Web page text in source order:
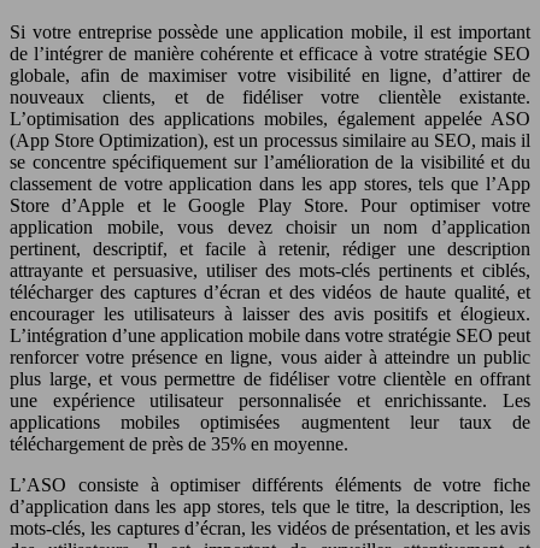
Si votre entreprise possède une application mobile, il est important
de l’intégrer de manière cohérente et efficace à votre stratégie SEO
globale, afin de maximiser votre visibilité en ligne, d’attirer de
nouveaux clients, et de fidéliser votre clientèle existante.
L’optimisation des applications mobiles, également appelée ASO
(App Store Optimization), est un processus similaire au SEO, mais il
se concentre spécifiquement sur l’amélioration de la visibilité et du
classement de votre application dans les app stores, tels que l’App
Store d’Apple et le Google Play Store. Pour optimiser votre
application mobile, vous devez choisir un nom d’application
pertinent, descriptif, et facile à retenir, rédiger une description
attrayante et persuasive, utiliser des mots-clés pertinents et ciblés,
télécharger des captures d’écran et des vidéos de haute qualité, et
encourager les utilisateurs à laisser des avis positifs et élogieux.
L’intégration d’une application mobile dans votre stratégie SEO peut
renforcer votre présence en ligne, vous aider à atteindre un public
plus large, et vous permettre de fidéliser votre clientèle en offrant
une expérience utilisateur personnalisée et enrichissante. Les
applications mobiles optimisées augmentent leur taux de
téléchargement de près de 35% en moyenne.
L’ASO consiste à optimiser différents éléments de votre fiche
d’application dans les app stores, tels que le titre, la description, les
mots-clés, les captures d’écran, les vidéos de présentation, et les avis